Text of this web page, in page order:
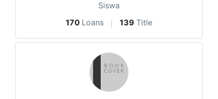
Siswa
170 Loans 139 Title